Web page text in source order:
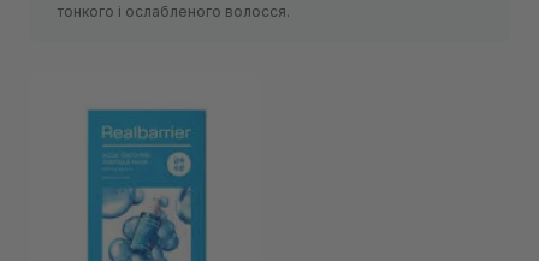
тонкого і ослабленого волосся.